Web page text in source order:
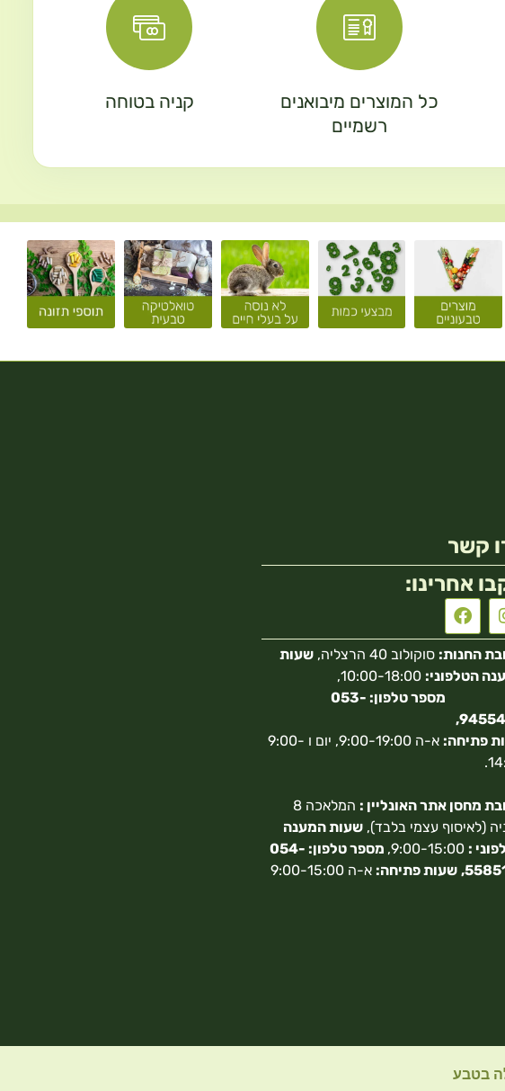
כל המוצרים מיבואנים
רשמיים
קניה בטוחה
קשר
אחרינו:
החנות: סוקולוב 40 הרצליה,
שעות
הטלפוני:
10:00-18:00,
מספר טלפון: 053-
פתיחה:
א-ה 9:00-19:00, יום ו 9:00-
מחסן אתר האונליין :
המלאכה 8
(לאיסוף עצמי בלבד),שעות המענה
:
9:00-15:00,
מספר טלפון: 054-
שעות פתיחה: א-ה 9:00-15:00
בטבע